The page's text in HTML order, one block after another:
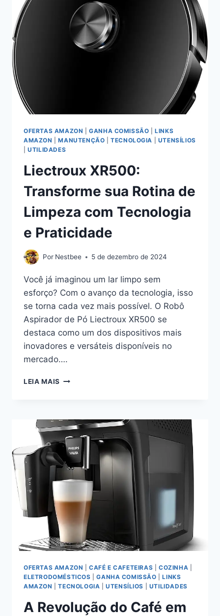
COZINHA:
EXPLORANDO
LIQUIDIFICADOR
SÉRIE
OFERTAS AMAZON |GANHA COMISSÃO |LINKS
AMAZON
|MANUTENÇÃO |TECNOLOGIA
UTENSÍLIOS
|UTILIDADES
Liectroux XR500:
Transforme sua Rotina de
Limpeza com Tecnologia
e Praticidade
Por Nestbee 5 de dezembro de 2024
Você já imaginou um lar limpo sem
esforço? Com o avanço da tecnologia, isso
se torna cada vez mais possível. O Robô
Aspirador de Pó Liectroux XR500 se
destaca como um dos dispositivos mais
inovadores e versáteis disponíveis no
mercado….
LEIA MAIS LIECTROUX
ROTINA
DE
LIMPEZA
COM
TECNOLOGIA
PRATICIDADE
OFERTAS AMAZON |CAFÉ E CAFETEIRAS |COZINHA
ELETRODOMÉSTICOS |GANHA COMISSÃO |LINKS
AMAZON
|TECNOLOGIA |UTENSÍLIOS UTILIDADES
A Revolução do Café em